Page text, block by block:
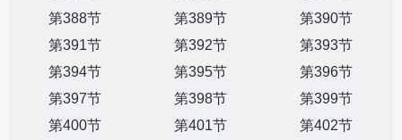
第388节
第389节
第390节
第391节
第392节
第393节
第394节
第395节
第396节
第397节
第398节
第399节
第400节
第401节
第402节